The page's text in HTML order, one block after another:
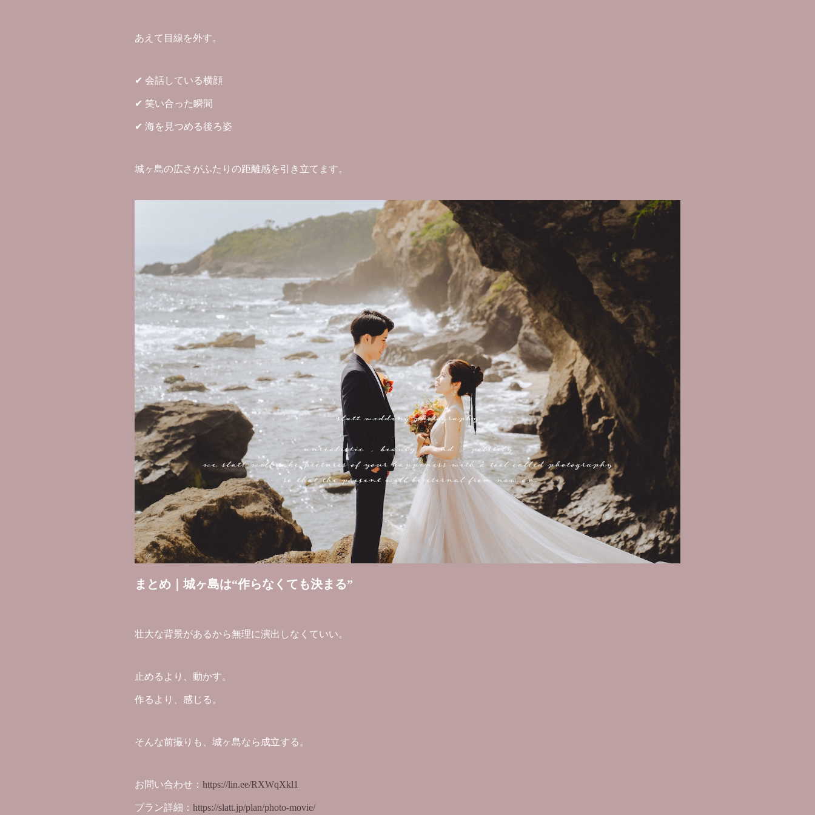
あえて目線を外す。
✔ 会話している横顔
✔ 笑い合った瞬間
✔ 海を見つめる後ろ姿
城ヶ島の広さがふたりの距離感を引き立てます。
まとめ｜城ヶ島は“作らなくても決まる”
壮大な背景があるから無理に演出しなくていい。
止めるより、動かす。
作るより、感じる。
そんな前撮りも、城ヶ島なら成立する。
お問い合わせ： https://lin.ee/RXWqXkl1
プラン詳細： https://slatt.jp/plan/photo-movie/